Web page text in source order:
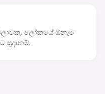
ලෝකයේ ඕනෑම
සූදානම්.